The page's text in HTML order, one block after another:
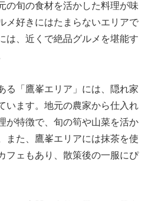
の旬の食材を活かした料理が味
メ好きにはたまらないエリアで
は、近くで絶品グルメを堪能す
る「鷹峯エリア」には、隠れ家
います。地元の農家から仕入れ
が特徴で、旬の筍や山菜を活か
また、鷹峯エリアには抹茶を使
フェもあり、散策後の一服にぴ